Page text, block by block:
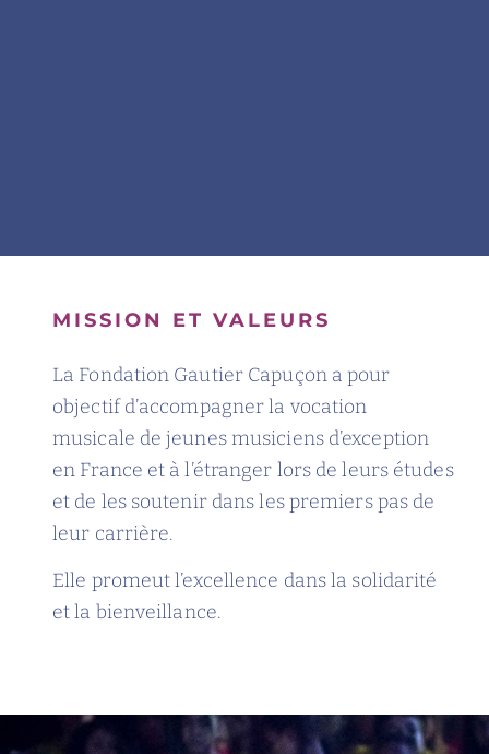
MISSION ET VALEURS
La Fondation Gautier Capuçon a pour
objectif d’accompagner la vocation
musicale de jeunes musiciens d’exception
en France et à l’étranger lors de leurs études
et de les soutenir dans les premiers pas de
leur carrière.
Elle promeut l’excellence dans la solidarité
et la bienveillance.